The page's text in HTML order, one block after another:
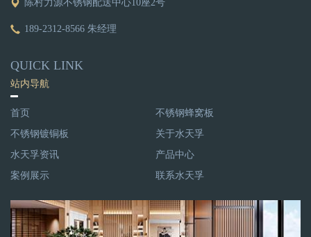
陈村力源不锈钢配送中心10座2号
189-2312-8566 朱经理
QUICK LINK
站内导航
首页
不锈钢蜂窝板
不锈钢镀铜板
关于水天孚
水天孚资讯
产品中心
案例展示
联系水天孚